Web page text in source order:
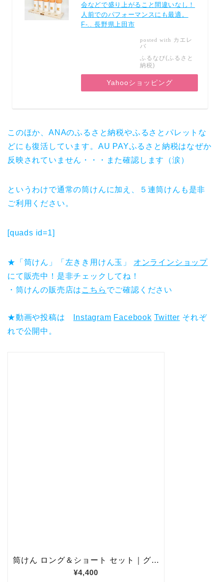
会などで盛り上がること間違いなし！
人前でのパフォーマンスにも最適。
F-.. 長野県上田市
posted with カエレ
バ
ふるなび(ふるさと
納税)
Yahooショッピング
このほか、ANAのふるさと納税やふるさとパレットな
どにも復活しています。AU PAYふるさと納税はなぜか
反映されていません・・・また確認します（涙）
というわけで通常の筒けんに加え、５連筒けんも是非
ご利用ください。
[quads id=1]
★「筒けん」「左きき用けん玉」 オンラインショップ
にて販売中！是非チェックしてね！
・筒けんの販売店は こちら でご確認ください
★動画や投稿は Instagram Facebook Twitter それぞ
れで公開中。